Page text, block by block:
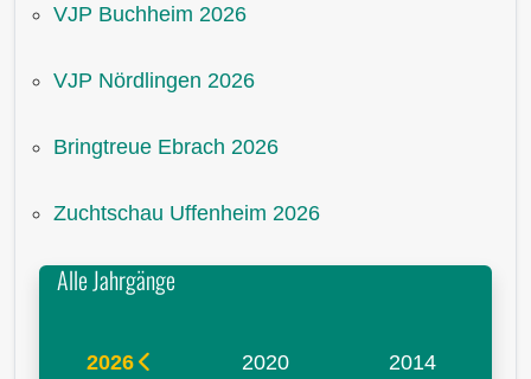
VJP Buchheim 2026
VJP Nördlingen 2026
Bringtreue Ebrach 2026
Zuchtschau Uffenheim 2026
Alle Jahrgänge
2026 2020 2014